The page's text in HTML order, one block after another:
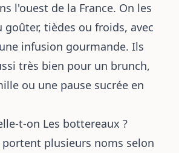
l'ouest de la France. On les
goûter, tièdes ou froids, avec
infusion gourmande. Ils
très bien pour un brunch,
ou une pause sucrée en
t-on Les bottereaux ?
plusieurs noms selon